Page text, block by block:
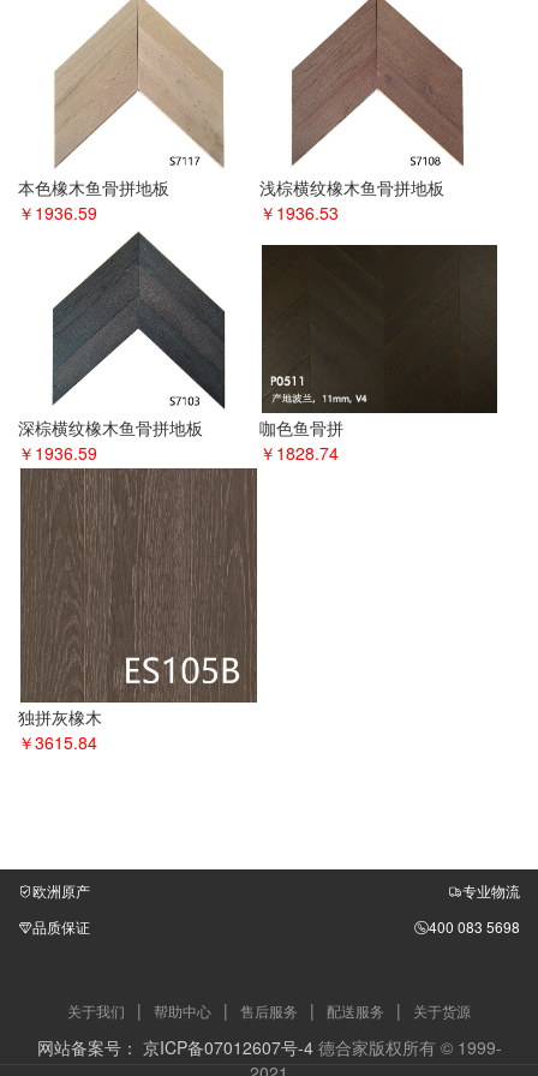
本色橡木鱼骨拼地板
￥1936.59
浅棕横纹橡木鱼骨拼地板
￥1936.53
深棕横纹橡木鱼骨拼地板
￥1936.59
咖色鱼骨拼
￥1828.74
独拼灰橡木
￥3615.84
欧洲原产
专业物流
品质保证
400 083 5698
关于我们 | 帮助中心 | 售后服务 | 配送服务 | 关于货源
网站备案号： 京ICP备07012607号-4 德合家版权所有 © 1999-